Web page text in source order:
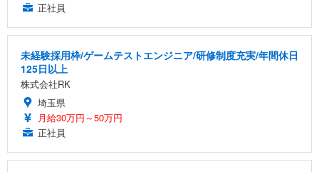
正社員
未経験採用枠/ゲームテストエンジニア/研修制度充実/年間休日
125日以上
株式会社RK
埼玉県
月給30万円～50万円
正社員